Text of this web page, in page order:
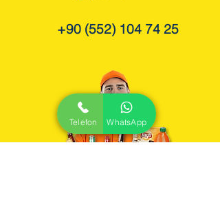
+90 (552) 104 74 25
Telefon WhatsApp